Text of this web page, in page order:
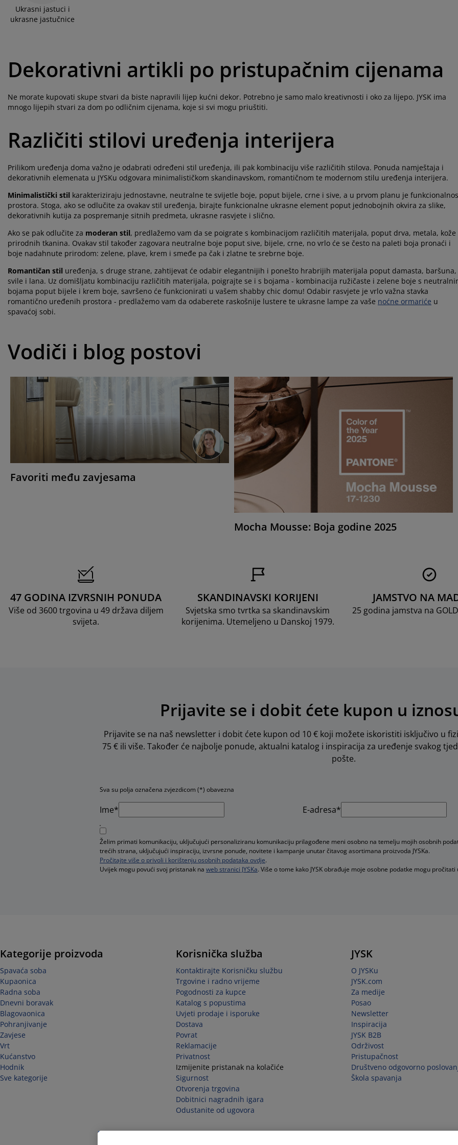
Ukrasni jastuci i
ukrasne jastučnice
Dekorativni artikli po pristupačnim cijenama
Ne morate kupovati skupe stvari da biste napravili lijep kućni dekor. Potrebno je samo malo kreativnosti i oko za lijepo. JYSK ima
mnogo lijepih stvari za dom po odličnim cijenama, koje si svi mogu priuštiti.
Različiti stilovi uređenja interijera
Prilikom uređenja doma važno je odabrati određeni stil uređenja, ili pak kombinaciju više različitih stilova. Ponuda namještaja i
dekorativnih elemenata u JYSKu odgovara minimalističkom skandinavskom, romantičnom te modernom stilu uređenja interijera.
Minimalistički stil karakteriziraju jednostavne, neutralne te svijetle boje, poput bijele, crne i sive, a u prvom planu je
prostora. Stoga, ako se odlučite za ovakav stil uređenja, birajte funkcionalne ukrasne element poput jednobojnih okvira za slike,
dekorativnih kutija za pospremanje sitnih predmeta, ukrasne rasvjete i slično.
Ako se pak odlučite za moderan stil, predlažemo vam da se poigrate s kombinacijom različitih materijala, poput drva, metala, kože
prirodnih tkanina. Ovakav stil također zagovara neutralne boje poput sive, bijele, crne, no vrlo će se često na paleti boja pronaći i
boje nadahnute prirodom: zelene, plave, krem i smeđe pa čak i zlatne te srebrne boje.
Romantičan stil uređenja, s druge strane, zahtijevat će odabir elegantnijih i ponešto hrabrijih materijala poput damasta, baršuna,
svile i lana. Uz domišljatu kombinaciju različitih materijala, poigrajte se i s bojama - kombinacija ružičaste i zelene boje s
bojama poput bijele i krem boje, savršeno će funkcionirati u vašem shabby chic domu! Odabir rasvjete je vrlo važna stavka
romantično uređenih prostora - predlažemo vam da odaberete raskošnije lustere te ukrasne lampe za vaše noćne ormariće u
spavaćoj sobi.
Vodiči i blog postovi
Favoriti među zavjesama
Mocha Mousse: Boja godine 2025
47 GODINA IZVRSNIH PONUDA
Više od 3600 trgovina u 49 država diljem
svijeta.
SKANDINAVSKI KORIJENI
Svjetska smo tvrtka sa skandinavskim
korijenima. Utemeljeno u Danskoj 1979.
JAMSTVO NA
25 godina jamstva na
Prijavite se i dobit ćete kupon u
Prijavite se na naš newsletter i dobit ćete kupon od 10 € koji možete iskoristiti isključivo u
75 € ili više. Također će najbolje ponude, aktualni katalog i inspiracija za uređenje svakog
pošte.
Sva su polja označena zvjezdicom (*) obavezna
Ime* E-adresa*
Želim primati komunikaciju, uključujući personaliziranu komunikaciju prilagođene meni osobno na temelju mojih osobnih
trećih strana, uključujući inspiraciju, izvrsne ponude, novitete i kampanje unutar čitavog asortimana proizvoda JYSKa.
Pročitajte više o privoli i korištenju osobnih podataka ovdje.
Uvijek mogu povući svoj pristanak na web stranici JYSKa. Više o tome kako JYSK obrađuje moje osobne podatke mogu
Kategorije proizvoda
Spavaća soba
Kupaonica
Radna soba
Dnevni boravak
Blagovaonica
Pohranjivanje
Zavjese
Vrt
Kućanstvo
Hodnik
Sve kategorije
Korisnička služba
Kontaktirajte Korisničku službu
Trgovine i radno vrijeme
Pogodnosti za kupce
Katalog s popustima
Uvjeti prodaje i isporuke
Dostava
Povrat
Reklamacije
Privatnost
Izmijenite pristanak na kolačiće
Sigurnost
Otvorenja trgovina
Dobitnici nagradnih igara
Odustanite od ugovora
JYSK
O JYSKu
JYSK.com
Za medije
Posao
Newsletter
Inspiracija
JYSK B2B
Održivost
Pristupačnost
Društveno odgovorno
Škola spavanja